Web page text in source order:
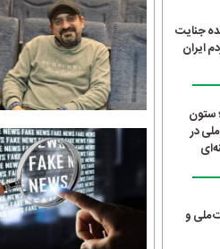
جنایت
ایران
ستون
در
ملی و